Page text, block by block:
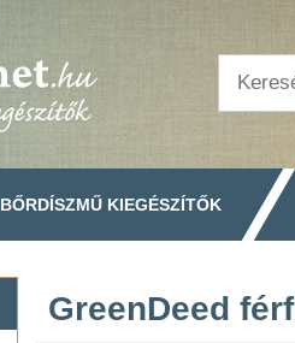
BŐRDÍSZMŰ KIEGÉSZÍTŐK
GreenDeed